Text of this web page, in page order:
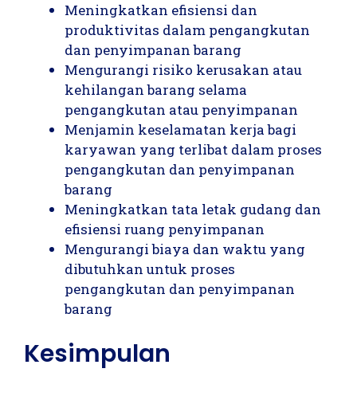
Meningkatkan efisiensi dan
produktivitas dalam pengangkutan
dan penyimpanan barang
Mengurangi risiko kerusakan atau
kehilangan barang selama
pengangkutan atau penyimpanan
Menjamin keselamatan kerja bagi
karyawan yang terlibat dalam proses
pengangkutan dan penyimpanan
barang
Meningkatkan tata letak gudang dan
efisiensi ruang penyimpanan
Mengurangi biaya dan waktu yang
dibutuhkan untuk proses
pengangkutan dan penyimpanan
barang
Kesimpulan